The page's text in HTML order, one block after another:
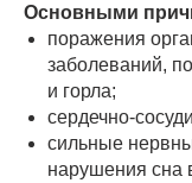
Основными
поражения
заболеваний,
и горла;
сердечно-
сильные
нарушения сна